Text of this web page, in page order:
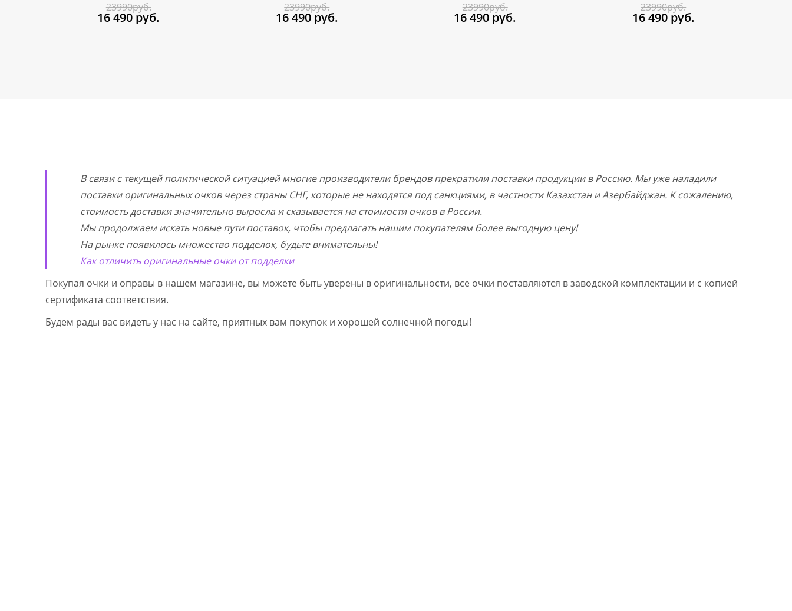
23990руб.
16 490 руб.
23990руб.
16 490 руб.
23990руб.
16 490 руб.
23990руб.
16 490 руб.
В связи с текущей политической ситуацией многие производители брендов прекратили поставки продукции в Россию. Мы уже наладили
поставки оригинальных очков через страны СНГ, которые не находятся под санкциями, в частности Казахстан и Азербайджан. К сожалению,
стоимость доставки значительно выросла и сказывается на стоимости очков в России.
Мы продолжаем искать новые пути поставок, чтобы предлагать нашим покупателям более выгодную цену!
На рынке появилось множество подделок, будьте внимательны!
Как отличить оригинальные очки от подделки
Покупая очки и оправы в нашем магазине, вы можете быть уверены в оригинальности, все очки поставляются в заводской комплектации и с копией
сертификата соответствия.
Будем рады вас видеть у нас на сайте, приятных вам покупок и хорошей солнечной погоды!